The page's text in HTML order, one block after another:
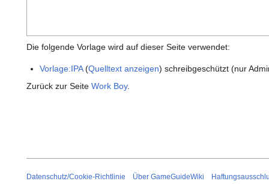
Die folgende Vorlage wird auf dieser Seite verwendet:
Vorlage:IPA(Quelltext anzeigen) schreibgeschützt (nur
Zurück zur Seite Work Boy.
Datenschutz/Cookie-Richtlinie Über GameGuideWiki